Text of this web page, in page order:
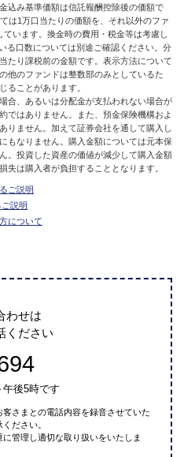
込み基準価額は信託報酬控除後の価額で
は1万口当たりの価額を、それ以外のファ
います。換金時の費用・税金等は考慮し
る口数については別途ご確認ください。分
たり課税前の金額です。表示方法について
他のファンドは整数部のみとしているた
ることがあります。
合、あるいは分配金が支払われない場合が
ではありません。また、預金保険機構およ
りません。加えて証券会社を通して購入し
もなりません。購入金額については元本保
。投資した資産の価値が減少して購入金額
失は購入者が負担することとなります。
ご説明
説明
について
わせは
ください
後5時です
さまとの電話内容を録音させていた
ださい。
管理し適切な取り扱いをいたしま